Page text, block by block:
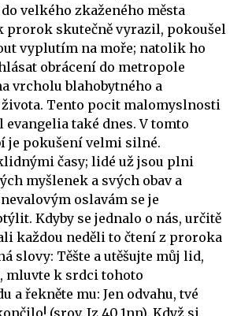
velkého zkaženého města
prorok skutečně vyrazil, pokoušel
vyplutím na moře; natolik ho
obrácení do metropole
vrcholu blahobytného a
Tento pocit malomyslnosti
evangelia také dnes. V tomto
je pokušení velmi silné.
časy; lidé už jsou plni
myšlenek a svých obav a
oslavám se je
Kdyby se jednalo o nás, určitě
každou neděli to čtení z proroka
slovy: Těšte a utěšujte můj lid,
mluvte k srdci tohoto
a řekněte mu: Jen odvahu, tvé
(srov. Iz 40,1nn). Když si